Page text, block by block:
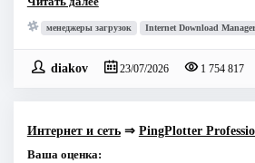
менеджеры загрузок Internet Download Manager
diakov 23/07/2026 1 754 817
Интернет и сеть⇒ PingPlotter
Ваша оценка: